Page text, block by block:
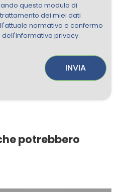
questo modulo di
dei miei dati
normativa e confermo
privacy.
INVIA
potrebbero